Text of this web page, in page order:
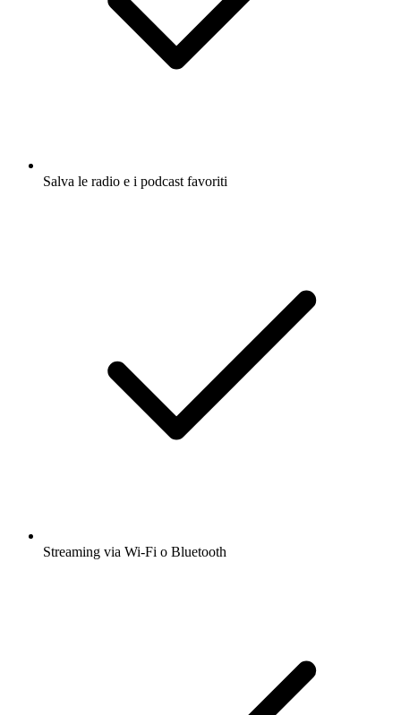
Salva le radio e i podcast favoriti
Streaming via Wi-Fi o Bluetooth